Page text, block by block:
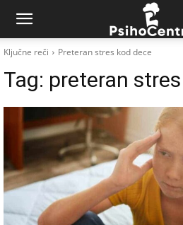
Ključne reči Preteran stres kod dece
Tag: preteran